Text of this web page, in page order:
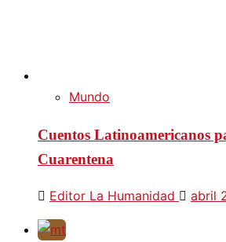
Mundo
Cuentos Latinoamericanos
Cuarentena
Editor La Humanidad abril